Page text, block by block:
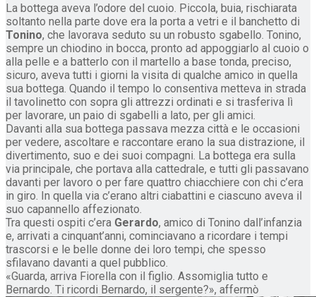
La bottega aveva l’odore del cuoio. Piccola, buia, rischiarata
soltanto nella parte dove era la porta a vetri e il banchetto di
Tonino, che lavorava seduto su un robusto sgabello. Tonino,
sempre un chiodino in bocca, pronto ad appoggiarlo al cuoio o
alla pelle e a batterlo con il martello a base tonda, preciso,
sicuro, aveva tutti i giorni la visita di qualche amico in quella
sua bottega. Quando il tempo lo consentiva metteva in strada
il tavolinetto con sopra gli attrezzi ordinati e si trasferiva lì
per lavorare, un paio di sgabelli a lato, per gli amici.
Davanti alla sua bottega passava mezza città e le occasioni
per vedere, ascoltare e raccontare erano la sua distrazione, il
divertimento, suo e dei suoi compagni. La bottega era sulla
via principale, che portava alla cattedrale, e tutti gli passavano
davanti per lavoro o per fare quattro chiacchiere con chi c’era
in giro. In quella via c’erano altri ciabattini e ciascuno aveva il
suo capannello affezionato.
Tra questi ospiti c’era Gerardo, amico di Tonino dall’infanzia
e, arrivati a cinquant’anni, cominciavano a ricordare i tempi
trascorsi e le belle donne dei loro tempi, che spesso
sfilavano davanti a quel pubblico.
«Guarda, arriva Fiorella con il figlio. Assomiglia tutto e
Bernardo. Ti ricordi Bernardo, il sergente?», affermò